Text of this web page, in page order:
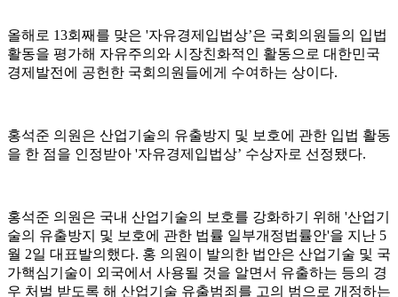
올해로 13회째를 맞은 '자유경제입법상’은 국회의원들의 입법
활동을 평가해 자유주의와 시장친화적인 활동으로 대한민국
경제발전에 공헌한 국회의원들에게 수여하는 상이다.
홍석준 의원은 산업기술의 유출방지 및 보호에 관한 입법 활동
을 한 점을 인정받아 '자유경제입법상’ 수상자로 선정됐다.
홍석준 의원은 국내 산업기술의 보호를 강화하기 위해 '산업기
술의 유출방지 및 보호에 관한 법률 일부개정법률안'을 지난 5
월 2일 대표발의했다. 홍 의원이 발의한 법안은 산업기술 및 국
가핵심기술이 외국에서 사용될 것을 알면서 유출하는 등의 경
우 처벌 받도록 해 산업기술 유출범죄를 고의 범으로 개정하는